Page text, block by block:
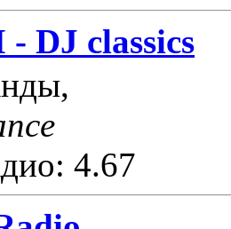
DJ classics
4.67